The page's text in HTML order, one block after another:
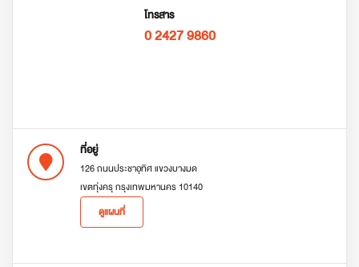
โทรสาร
0 2427 9860
ที่อยู่
126 ถนนประชาอุทิศ แขวงบางมด
เขตทุ่งครุ กรุงเทพมหานคร 10140
ดูแผนที่